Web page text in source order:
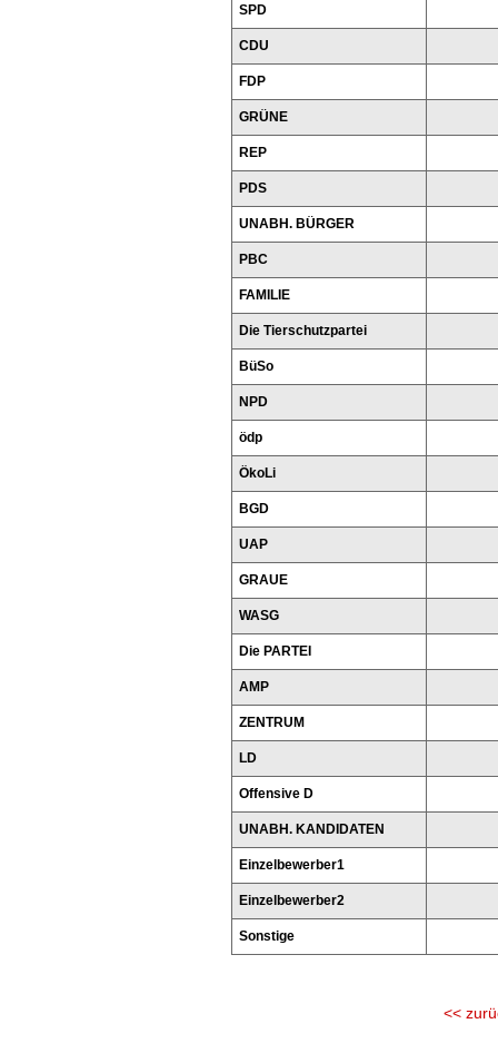
SPD
CDU
FDP
GRÜNE
REP
PDS
UNABH. BÜRGER
PBC
FAMILIE
Die Tierschutzpartei
BüSo
NPD
ödp
ÖkoLi
BGD
UAP
GRAUE
WASG
Die PARTEI
AMP
ZENTRUM
LD
Offensive D
UNABH. KANDIDATEN
Einzelbewerber1
Einzelbewerber2
Sonstige
<<